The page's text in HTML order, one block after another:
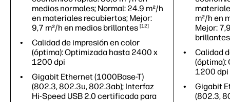
medios normales; Normal: 24.9 m²/h
en materiales recubiertos; Mejor:
9,7 m²/h en medios brillantes 12
Calidad de impresión en color
(óptima): Optimizada hasta 2400 x
1200 dpi
Gigabit Ethernet (1000Base-T)
(802.3, 802.3u, 802.3ab); Interfaz
Hi-Speed USB 2.0 certificada para
m²/h en
Mejor:
brillantes
Calidad
(óptima):
1200 dpi
Gigabit
(802.3,